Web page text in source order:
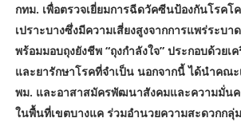
กทม. เพื่อตรวจเยี่ยมการฉีดวัคซีนป้องกันโรคโ
เปราะบางซึ่งมีความเสี่ยงสูงจากการแพร่ระบ
พร้อมมอบถุงยังชีพ “ถุงกำลังใจ” ประกอบด้วยเ
และยารักษาโรคที่จำเป็น นอกจากนี้ ได้นำคณะ
พม. และอาสาสมัครพัฒนาสังคมและความมั่น
ในพื้นที่เขตบางแค ร่วมอำนวยความสะดวกกลุ่